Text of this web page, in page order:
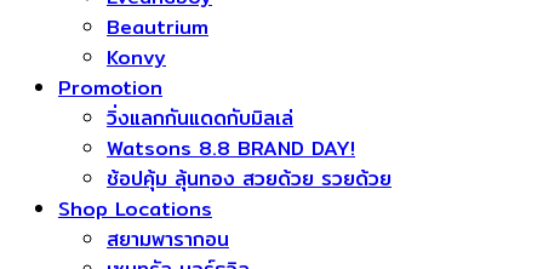
Beautrium
Konvy
Promotion
วิ่งแลกกันแดดกับมิลเล่
Watsons 8.8 BRAND DAY!
ช้อปคุ้ม ลุ้นทอง สวยด้วย รวยด้วย
Shop Locations
สยามพารากอน